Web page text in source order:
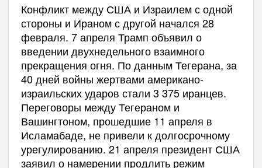
Конфликт между США и Израилем с одной
стороны и Ираном с другой начался 28
февраля. 7 апреля Трамп объявил о
введении двухнедельного взаимного
прекращения огня. По данным Тегерана, за
40 дней войны жертвами американо-
израильских ударов стали 3 375 иранцев.
Переговоры между Тегераном и
Вашингтоном, прошедшие 11 апреля в
Исламабаде, не привели к долгосрочному
урегулированию. 21 апреля президент США
заявил о намерении продлить режим